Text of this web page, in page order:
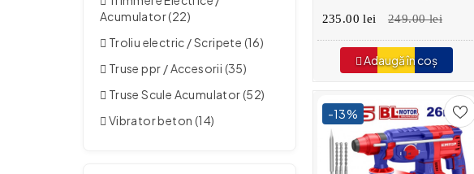
Acumulator (22)
Troliu electric / Scripete (16)
Truse ppr / Accesorii (35)
Truse Scule Acumulator (52)
Vibrator beton (14)
Rpm
235.00 lei 249.00 lei
Adaugă în coș
-13%